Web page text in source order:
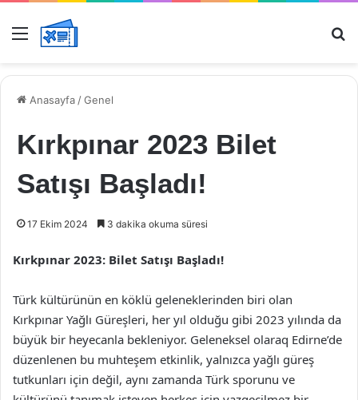
Menü
Anasayfa /Genel
Kırkpınar 2023 Bilet
Satışı Başladı!
17 Ekim 2024 3 dakika okuma süresi
Kırkpınar 2023: Bilet Satışı Başladı!
Türk kültürünün en köklü geleneklerinden biri olan
Kırkpınar Yağlı Güreşleri, her yıl olduğu gibi 2023 yılında da
büyük bir heyecanla bekleniyor. Geleneksel olaraq Edirne’de
düzenlenen bu muhteşem etkinlik, yalnızca yağlı güreş
tutkunları için değil, aynı zamanda Türk sporunu ve